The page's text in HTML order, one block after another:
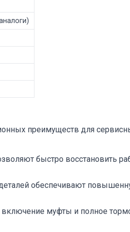
преимуществ для
быстро восстановить
деталей обеспечивают
муфты и полное